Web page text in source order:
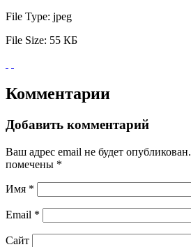
File Type: jpeg
File Size: 55 КБ
Комментарии
Добавить комментарий
Ваш адрес email не будет опубликован.
помечены *
Имя *
Email *
Сайт